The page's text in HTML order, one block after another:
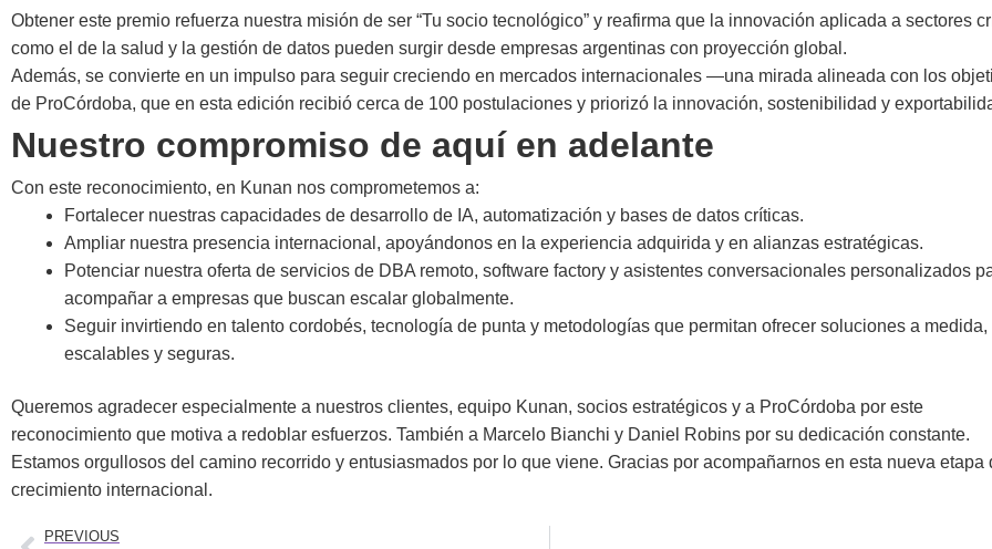
Obtener este premio refuerza nuestra misión de ser “Tu socio tecnológico” y reafirma que la innovación aplicada a sectores
como el de la salud y la gestión de datos pueden surgir desde empresas argentinas con proyección global.
Además, se convierte en un impulso para seguir creciendo en mercados internacionales —una mirada alineada con los
de ProCórdoba, que en esta edición recibió cerca de 100 postulaciones y priorizó la innovación, sostenibilidad y
Nuestro compromiso de aquí en adelante
Con este reconocimiento, en Kunan nos comprometemos a:
Fortalecer nuestras capacidades de desarrollo de IA, automatización y bases de datos críticas.
Ampliar nuestra presencia internacional, apoyándonos en la experiencia adquirida y en alianzas estratégicas.
Potenciar nuestra oferta de servicios de DBA remoto, software factory y asistentes conversacionales personalizados
acompañar a empresas que buscan escalar globalmente.
Seguir invirtiendo en talento cordobés, tecnología de punta y metodologías que permitan ofrecer soluciones a medida,
escalables y seguras.
Queremos agradecer especialmente a nuestros clientes, equipo Kunan, socios estratégicos y a ProCórdoba por este
reconocimiento que motiva a redoblar esfuerzos. También a Marcelo Bianchi y Daniel Robins por su dedicación constante.
Estamos orgullosos del camino recorrido y entusiasmados por lo que viene. Gracias por acompañarnos en esta nueva etapa
crecimiento internacional.
PREVIOUS